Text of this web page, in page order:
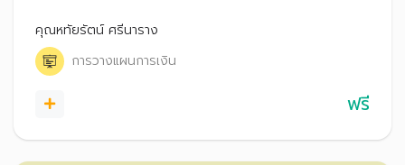
คุณหทัยรัตน์ ศรีนาราง
การวางแผนการเงิน
ฟรี